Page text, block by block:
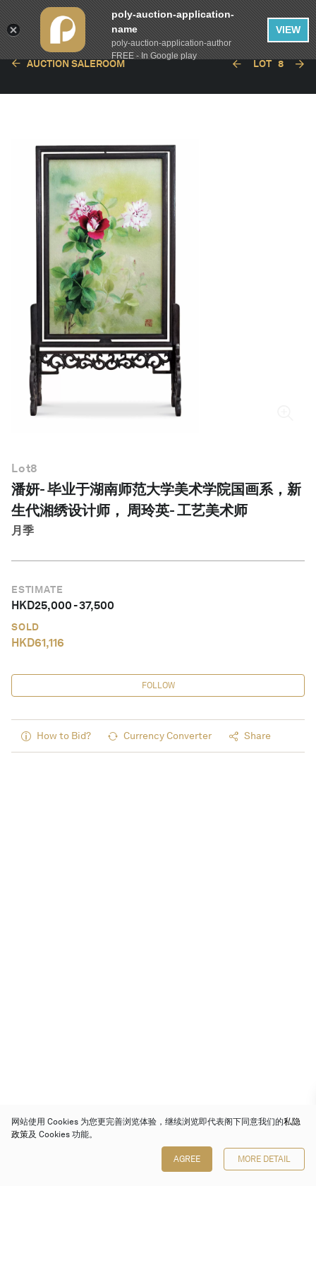
简体中文
AUCTION SALEROOM LOT 8
Lot8
潘妍- 毕业于湖南师范大学美术学院国画系，新
生代湘绣设计师， 周玲英- 工艺美术师
月季
ESTIMATE
HKD25,000-37,500
SOLD
HKD61,116
FOLLOW
How to Bid? Currency Converter Share
网站使用 Cookies 为您更完善浏览体验，继续浏览即代表阁下同意我们的私隐
政策及 Cookies 功能。
AGREE MORE DETAIL
poly-auction-application-
name
poly-auction-application-author
FREE - In Google play
VIEW